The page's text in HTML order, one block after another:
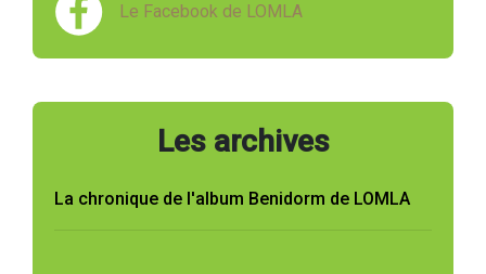
Le Facebook de LOMLA
Les archives
La chronique de l'album Benidorm de LOMLA